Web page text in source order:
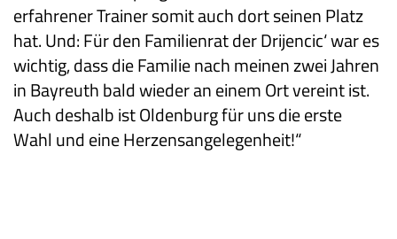
erfahrener Trainer somit auch dort seinen Platz
hat. Und: Für den Familienrat der Drijencic‘ war es
wichtig, dass die Familie nach meinen zwei Jahren
in Bayreuth bald wieder an einem Ort vereint ist.
Auch deshalb ist Oldenburg für uns die erste
Wahl und eine Herzensangelegenheit!“